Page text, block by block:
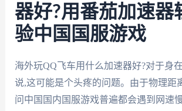
器好?用番茄加速器
验中国国服游戏
海外玩QQ飞车用什么加速器好?对于身
说,这可能是个头疼的问题。由于物理距
问中国国内国服游戏普遍都会遇到网速